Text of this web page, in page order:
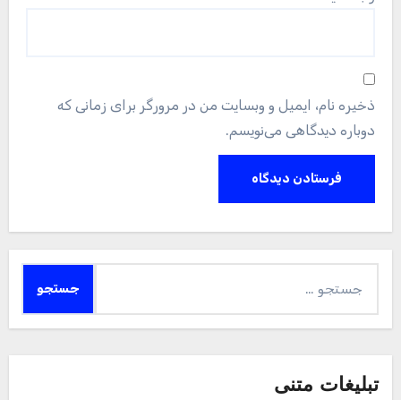
ذخیره نام، ایمیل و وبسایت من در مرورگر برای زمانی که
دوباره دیدگاهی می‌نویسم.
برای:
تبلیغات متنی